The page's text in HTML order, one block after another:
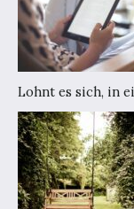
Lohnt es sich, in